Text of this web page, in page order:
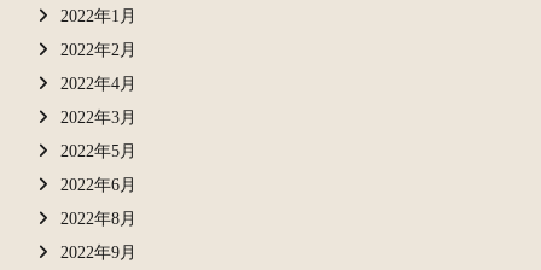
2022年1月
2022年2月
2022年4月
2022年3月
2022年5月
2022年6月
2022年8月
2022年9月